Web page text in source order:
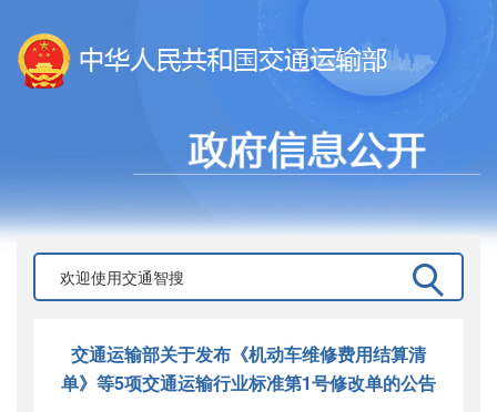
交通运输部关于发布《机动车维修费用结算清
单》等5项交通运输行业标准第1号修改单的公告